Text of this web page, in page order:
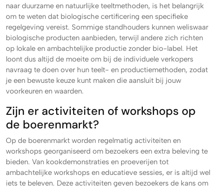
naar duurzame en natuurlijke teeltmethoden, is het belangrijk
om te weten dat biologische certificering een specifieke
regelgeving vereist. Sommige standhouders kunnen weliswaar
biologische producten aanbieden, terwijl andere zich richten
op lokale en ambachtelijke productie zonder bio-label. Het
loont dus altijd de moeite om bij de individuele verkopers
navraag te doen over hun teelt- en productiemethoden, zodat
je een bewuste keuze kunt maken die aansluit bij jouw
voorkeuren en waarden.
Zijn er activiteiten of workshops op
de boerenmarkt?
Op de boerenmarkt worden regelmatig activiteiten en
workshops georganiseerd om bezoekers een extra beleving te
bieden. Van kookdemonstraties en proeverijen tot
ambachtelijke workshops en educatieve sessies, er is altijd wel
iets te beleven. Deze activiteiten geven bezoekers de kans om